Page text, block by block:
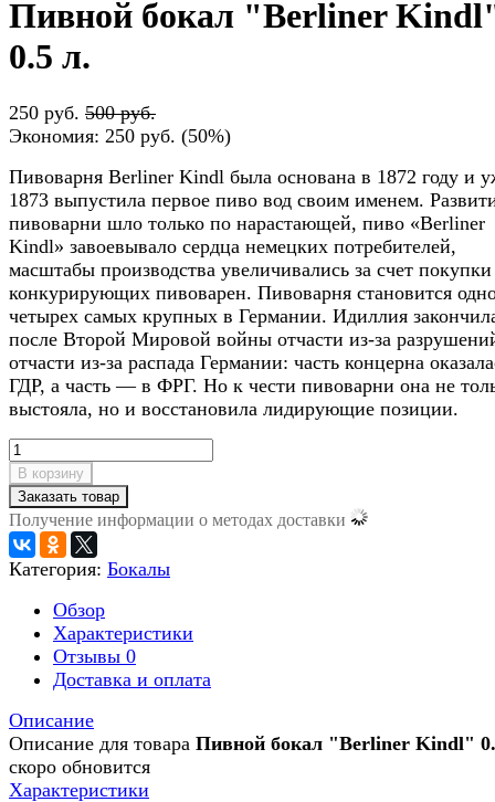
Пивной бокал "Berliner
0.5 л.
250 руб. 500 руб.
Экономия: 250 руб. (50%)
Пивоварня Berliner Kindl была основана в 1872 году и
1873 выпустила первое пиво вод своим именем.
пивоварни шло только по нарастающей, пиво «Berliner
Kindl» завоевывало сердца немецких потребителей,
масштабы производства увеличивались за счет покупки
конкурирующих пивоварен. Пивоварня становится
четырех самых крупных в Германии. Идиллия
после Второй Мировой войны отчасти из-за
отчасти из-за распада Германии: часть концерна
ГДР, а часть — в ФРГ. Но к чести пивоварни она не
выстояла, но и восстановила лидирующие позиции.
В корзину
Заказать товар
Получение информации о методах доставки
Категория: Бокалы
Обзор
Характеристики
Отзывы 0
Доставка и оплата
Описание
Описание для товара Пивной бокал "Berliner Kindl"
скоро обновится
Характеристики